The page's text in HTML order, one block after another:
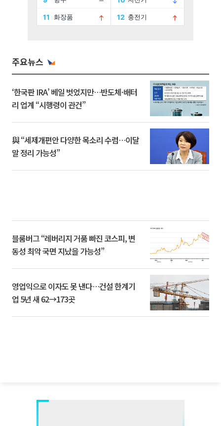
주요뉴스
‘한국판 IRA’ 베일 벗었지만…반도체·배터
리 업계 “시행령이 관건”
與 “세제개편안 다양한 목소리 수렴…이달
말 정리 가능성”
블룸버그 “레버리지 거품 빠진 코스피, 변
동성 최악 국면 지났을 가능성”
영업익으로 이자도 못 낸다…건설 한계기
업 5년 새 62→173곳